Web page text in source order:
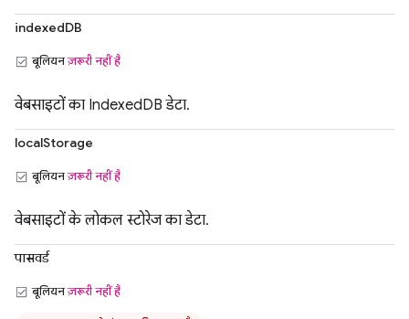
indexedDB
बूलियनज़रूरी नहीं है
वेबसाइटों का IndexedDB डेटा.
localStorage
बूलियनज़रूरी नहीं है
वेबसाइटों के लोकल स्टोरेज का डेटा.
पासवर्ड
बूलियनज़रूरी नहीं है